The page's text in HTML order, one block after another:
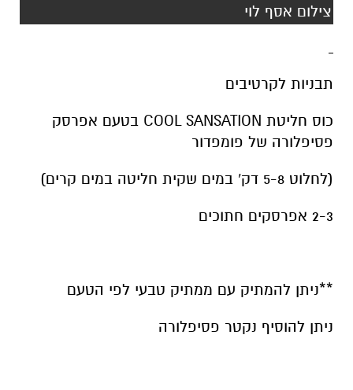
צילום אסף לוי
תבניות לקרטיבים
כוס חליטת COOL SANSATION בטעם אפרסק
פסיפלורה של פומפדור
(לחלוט 5-8 דק' במים שקית חליטה במים קרים)
2-3 אפרסקים חתוכים
**ניתן להמתיק עם ממתיק טבעי לפי הטעם
ניתן להוסיף נקטר פסיפלורה